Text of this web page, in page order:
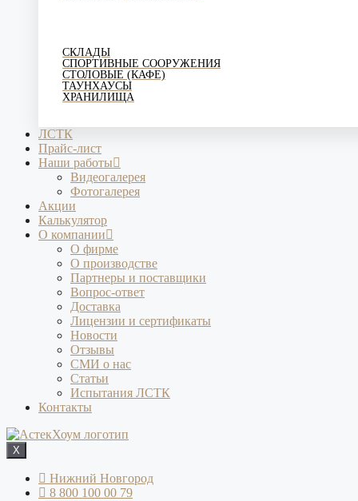
СКЛАДЫ
СПОРТИВНЫЕ СООРУЖЕНИЯ
СТОЛОВЫЕ (КАФЕ)
ТАУНХАУСЫ
ХРАНИЛИЩА
ЛСТК
Прайс-лист
Наши работы
Видеогалерея
Фотогалерея
Акции
Калькулятор
О компании
О фирме
О производстве
Партнеры и поставщики
Вопрос-ответ
Доставка
Лицензии и сертификаты
Новости
Отзывы
СМИ о нас
Статьи
Испытания ЛСТК
Контакты
X
Нижний Новгород
8 800 100 00 79